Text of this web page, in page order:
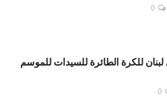
0
للكرة الطائرة للسيدات للموسم
0